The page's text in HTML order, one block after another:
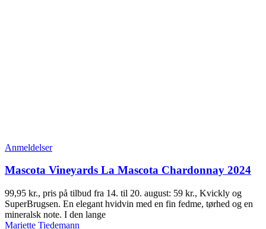
Anmeldelser
Mascota Vineyards La Mascota Chardonnay 2024
99,95 kr., pris på tilbud fra 14. til 20. august: 59 kr., Kvickly og
SuperBrugsen. En elegant hvidvin med en fin fedme, tørhed og en
mineralsk note. I den lange
Mariette Tiedemann